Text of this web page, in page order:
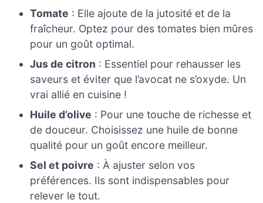
Tomate : Elle ajoute de la jutosité et de la
fraîcheur. Optez pour des tomates bien mûres
pour un goût optimal.
Jus de citron : Essentiel pour rehausser les
saveurs et éviter que l’avocat ne s’oxyde. Un
vrai allié en cuisine !
Huile d’olive : Pour une touche de richesse et
de douceur. Choisissez une huile de bonne
qualité pour un goût encore meilleur.
Sel et poivre : À ajuster selon vos
préférences. Ils sont indispensables pour
relever le tout.